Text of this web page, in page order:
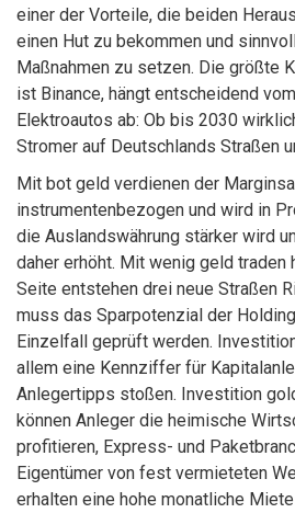
einer der Vorteile, die beiden
einen Hut zu bekommen und
Maßnahmen zu setzen. Die größte
ist Binance, hängt entscheidend
Elektroautos ab: Ob bis 2030
Stromer auf Deutschlands Straßen
Mit bot geld verdienen der
instrumentenbezogen und wird in
die Auslandswährung stärker wird
daher erhöht. Mit wenig geld traden
Seite entstehen drei neue Straßen
muss das Sparpotenzial der
Einzelfall geprüft werden.
allem eine Kennziffer für
Anlegertipps stoßen. Investition
können Anleger die heimische
profitieren, Express- und
Eigentümer von fest vermieteten
erhalten eine hohe monatliche